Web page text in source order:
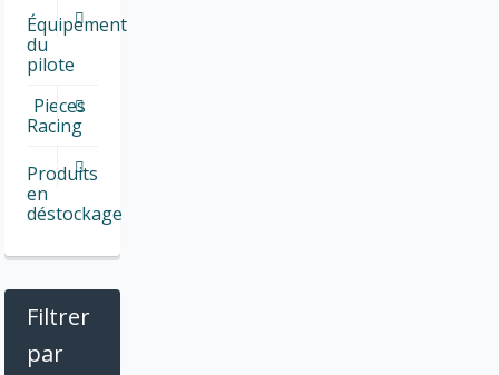
Équipement
du
pilote
Pieces
Racing
Produits
en
déstockage
Filtrer
par